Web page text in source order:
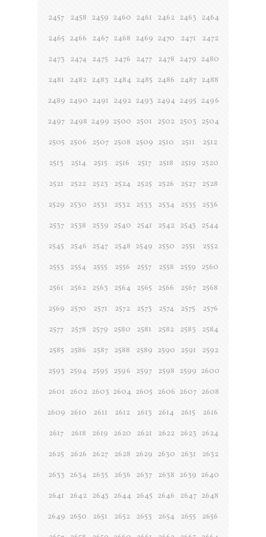
2457
2458 2459 2460 2461 2462 2463 2464
2465 2466 2467 2468 2469 2470 2471
2472
2473
2474 2475 2476 2477 2478 2479 2480
2481
2482 2483 2484 2485 2486 2487 2488
2489 2490 2491 2492 2493 2494 2495 2496
2497 2498 2499 2500 2501 2502 2503 2504
2505 2506 2507 2508 2509 2510 2511
2512
2513
2514 2515 2516 2517 2518 2519
2520
2521
2522 2523 2524 2525 2526 2527
2528
2529 2530 2531 2532 2533 2534 2535
2536
2537
2538 2539 2540 2541 2542 2543
2544
2545
2546 2547 2548 2549 2550 2551
2552
2553
2554 2555 2556 2557 2558 2559
2560
2561
2562 2563 2564 2565 2566 2567
2568
2569
2570 2571 2572 2573 2574 2575
2576
2577
2578 2579 2580 2581 2582 2583
2584
2585
2586 2587 2588 2589 2590 2591
2592
2593 2594 2595 2596 2597 2598 2599 2600
2601 2602 2603 2604 2605 2606 2607 2608
2609 2610 2611 2612 2613 2614 2615
2616
2617
2618 2619 2620 2621 2622 2623 2624
2625
2626 2627 2628 2629 2630 2631
2632
2633 2634 2635 2636 2637 2638 2639 2640
2641
2642 2643 2644 2645 2646 2647 2648
2649 2650 2651 2652 2653 2654 2655
2656